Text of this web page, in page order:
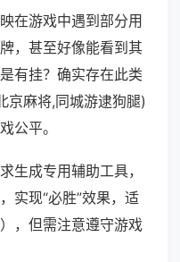
在游戏中遇到部分用
，甚至好像能看到其
有挂？确实存在此类
京麻将,同城游逮狗腿)
公平。
生成专用辅助工具，
实现“必胜”效果，适
，但需注意遵守游戏